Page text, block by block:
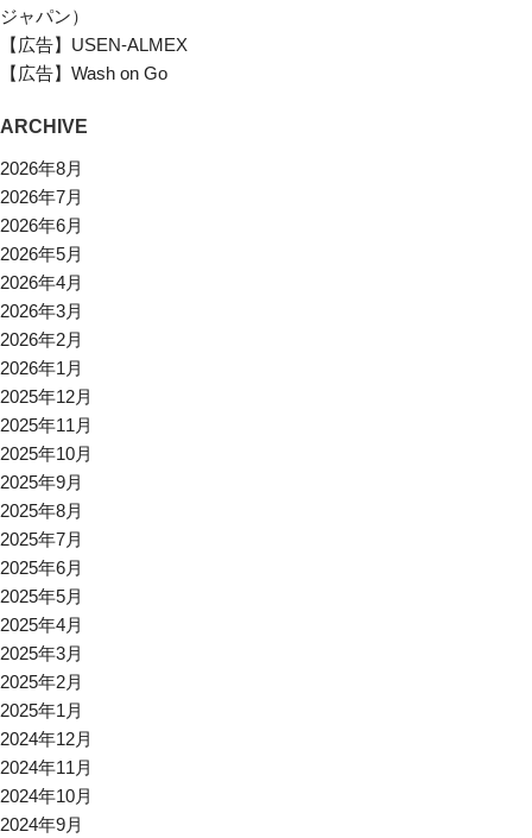
ジャパン）
【広告】USEN-ALMEX
【広告】Wash on Go
ARCHIVE
2026年8月
2026年7月
2026年6月
2026年5月
2026年4月
2026年3月
2026年2月
2026年1月
2025年12月
2025年11月
2025年10月
2025年9月
2025年8月
2025年7月
2025年6月
2025年5月
2025年4月
2025年3月
2025年2月
2025年1月
2024年12月
2024年11月
2024年10月
2024年9月